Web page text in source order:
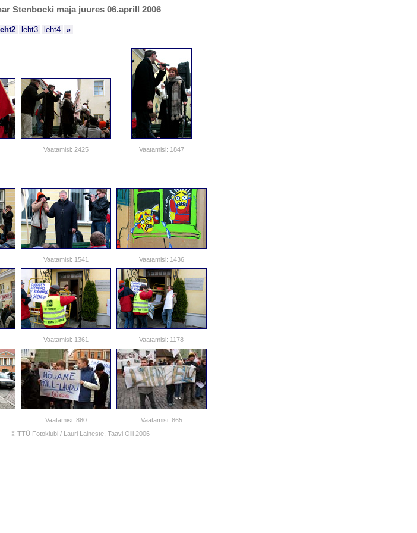
Stenbocki maja juures 06.aprill 2006
leht2 leht3 leht4 »
Vaatamisi: 2425 Vaatamisi: 1847
Vaatamisi: 1541 Vaatamisi: 1436
Vaatamisi: 1361 Vaatamisi: 1178
Vaatamisi: 880 Vaatamisi: 865
© TTÜ Fotoklubi / Lauri Laineste, Taavi Olli2006